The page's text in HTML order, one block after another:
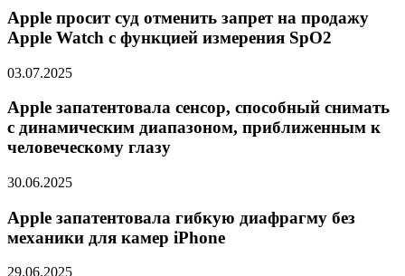
Apple просит суд отменить запрет на продажу
Apple Watch с функцией измерения SpO2
03.07.2025
Apple запатентовала сенсор, способный снимать
с динамическим диапазоном, приближенным к
человеческому глазу
30.06.2025
Apple запатентовала гибкую диафрагму без
механики для камер iPhone
29.06.2025